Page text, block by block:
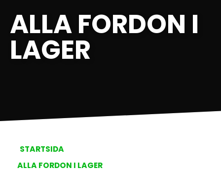
ALLA FORDON I
LAGER
STARTSIDA
ALLA FORDON I LAGER